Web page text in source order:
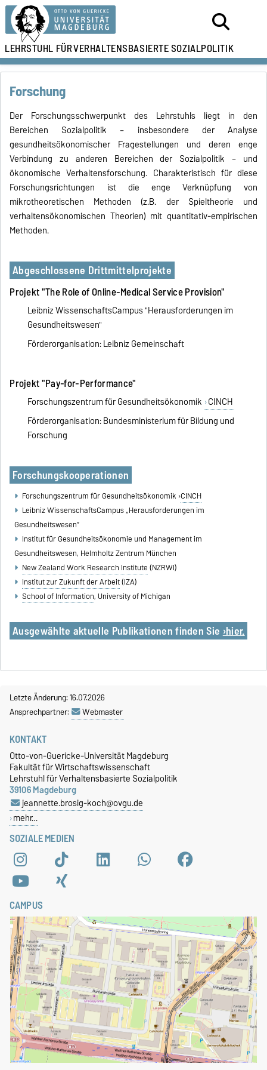
LEHRSTUHL FÜRVERHALTENSBASIERTE SOZIALPOLITIK
Forschung
Der Forschungsschwerpunkt des Lehrstuhls liegt in den
Bereichen Sozialpolitik – insbesondere der Analyse
gesundheitsökonomischer Fragestellungen und deren enge
Verbindung zu anderen Bereichen der Sozialpolitik – und
ökonomische Verhaltensforschung. Charakteristisch für diese
Forschungsrichtungen ist die enge Verknüpfung von
mikrotheoretischen Methoden (z.B. der Spieltheorie und
verhaltensökonomischen Theorien) mit quantitativ-empirischen
Methoden.
Abgeschlossene Drittmittelprojekte
Projekt "The Role of Online-Medical Service Provision"
Leibniz WissenschaftsCampus "Herausforderungen im
Gesundheitswesen"
Förderorganisation: Leibniz Gemeinschaft
Projekt "Pay-for-Performance"
Forschungszentrum für Gesundheitsökonomik CINCH
Förderorganisation: Bundesministerium für Bildung und
Forschung
Forschungskooperationen
Forschungszentrum für Gesundheitsökonomik ›CINCH
Leibniz WissenschaftsCampus „Herausforderungen im
Gesundheitswesen“
Institut für Gesundheitsökonomie und Management im
Gesundheitswesen, Helmholtz Zentrum München
New Zealand Work Research Institute(NZRWI)
Institut zur Zukunft der Arbeit(IZA)
School of Information, University of Michigan
Ausgewählte aktuelle Publikationen finden Sie ›hier.
Letzte Änderung: 16.07.2026
Ansprechpartner:
Webmaster
SOZIALE MEDIEN
KONTAKT
Otto-von-Guericke-Universität Magdeburg
Fakultät für Wirtschaftswissenschaft
Lehrstuhl für Verhaltensbasierte Sozialpolitik
39106 Magdeburg
jeannette.brosig-koch@ovgu.de
mehr…
CAMPUS